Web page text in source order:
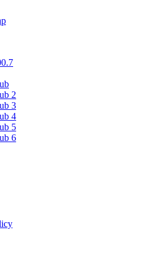
2
3
4
5
6